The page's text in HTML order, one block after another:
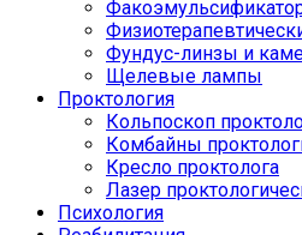
Фундус-линзы и
Щелевые лампы
Проктология
Кольпоскоп
Комбайны
Кресло проктолога
Лазер
Психология